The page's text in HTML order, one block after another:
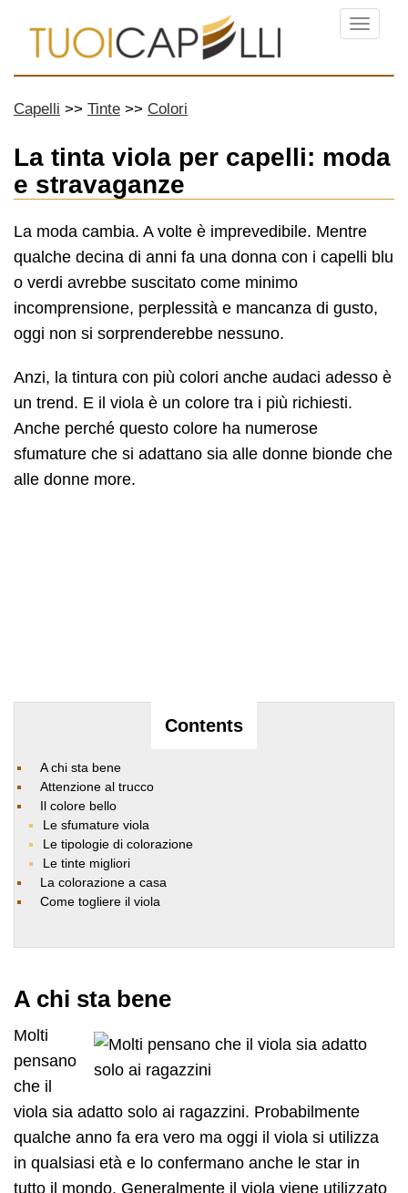
Menu
Capelli Tinte Colori
La tinta viola per capelli: moda
e stravaganze
La moda cambia. A volte è imprevedibile. Mentre
qualche decina di anni fa una donna con i capelli blu
o verdi avrebbe suscitato come minimo
incomprensione, perplessità e mancanza di gusto,
oggi non si sorprenderebbe nessuno.
Anzi, la tintura con più colori anche audaci adesso è
un trend. E il viola è un colore tra i più richiesti.
Anche perché questo colore ha numerose
sfumature che si adattano sia alle donne bionde che
alle donne more.
Contents
A chi sta bene
Attenzione al trucco
Il colore bello
Le sfumature viola
Le tipologie di colorazione
Le tinte migliori
La colorazione a casa
Come togliere il viola
A chi sta bene
Molti
pensano
che il
viola sia adatto solo ai ragazzini. Probabilmente
qualche anno fa era vero ma oggi il viola si utilizza
in qualsiasi età e lo confermano anche le star in
tutto il mondo. Generalmente il viola viene utilizzato